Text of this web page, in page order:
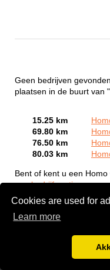
Cookies are used for
Learn more
Geen bedrijven
plaatsen in de buurt van
15.25 km
69.80 km
76.50 km
80.03 km
Bent of kent u een
een bedrijf gratis aan